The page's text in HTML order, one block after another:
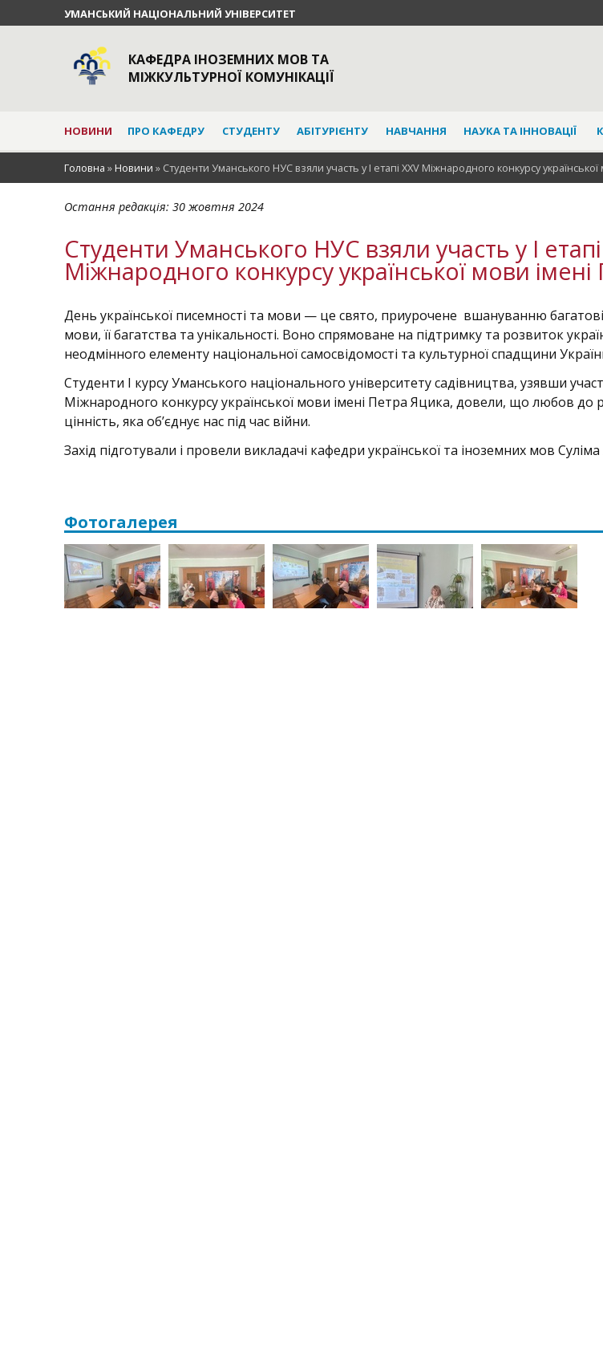
УМАНСЬКИЙ НАЦІОНАЛЬНИЙ УНІВЕРСИТЕТ
КАФЕДРА ІНОЗЕМНИХ МОВ ТА
МІЖКУЛЬТУРНОЇ КОМУНІКАЦІЇ
НОВИНИ ПРО КАФЕДРУ СТУДЕНТУ АБІТУРІЄНТУ НАВЧАННЯ НАУКА ТА ІННОВАЦІЇ
Головна »Новини » Студенти Уманського НУС взяли участь у І етапі ХХV Міжнародного конкурсу
Остання редакція: 30 жовтня 2024
Студенти Уманського НУС взяли участь у І
Міжнародного конкурсу української мови
День української писемності та мови — це свято, приурочене вшануванню
мови, її багатства та унікальності. Воно спрямоване на підтримку та розвиток
неодмінного елементу національної самосвідомості та культурної спадщини
Студенти І курсу Уманського національного університету садівництва, узявши
Міжнародного конкурсу української мови імені Петра Яцика, довели, що любов до
цінність, яка об’єднує нас під час війни.
Захід підготували і провели викладачі кафедри української та іноземних мов
Фотогалерея